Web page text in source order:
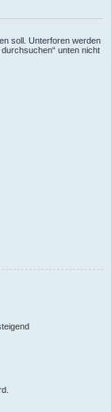
soll. Unterforen werden
unten nicht